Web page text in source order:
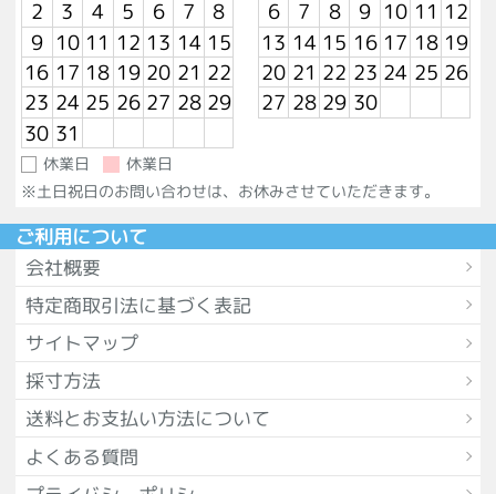
2
3 4 5 6 7
8
9 10 11 12 13 14 15
16 17 18 19 20 21 22
23 24 25 26 27 28 29
30 31
6
7 8 9 10 11 12
13 14 15 16 17 18 19
20 21 22 23 24 25 26
27 28 29 30
休業日
休業日
※土日祝日のお問い合わせは、お休みさせていただきます。
ご利用について
会社概要
特定商取引法に基づく表記
サイトマップ
採寸方法
送料とお支払い方法について
よくある質問